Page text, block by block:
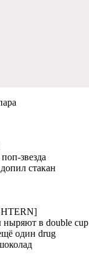
звезда
стакан
в double cup
один drug